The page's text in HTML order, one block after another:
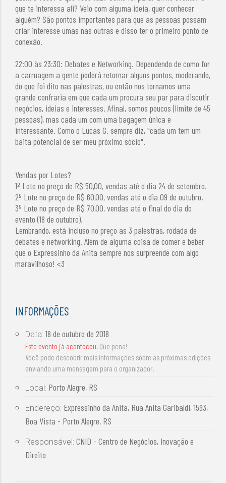
que te interessa ali? Veio com alguma ideia, quer conhecer
alguém? São pontos importantes para que as pessoas possam
criar interesse umas nas outras e disso ter o primeiro ponto de
conexão.
22:00 às 23:30: Debates e Networking. Dependendo de como for
a carruagem a gente poderá retornar alguns pontos, moderando,
do que foi dito nas palestras, ou então nos tornamos uma
grande confraria em que cada um procura seu par para discutir
negócios, ideias e interesses. Afinal, somos poucos (limite de 45
pessoas), mas cada um com uma bagagem única e
interessante. Como o Lucas G. sempre diz, "cada um tem um
baita potencial de ser meu próximo sócio".
Vendas por Lotes?
1º Lote no preço de R$ 50,00, vendas até o dia 24 de setembro.
2º Lote no preço de R$ 60,00, vendas até o dia 09 de outubro.
3º Lote no preço de R$ 70,00, vendas até o final do dia do
evento (18 de outubro).
Lembrando, está incluso no preço as 3 palestras, rodada de
debates e networking. Além de alguma coisa de comer e beber
que o Expressinho da Anita sempre nos surpreende com algo
maravilhoso! <3
INFORMAÇÕES
Data:18 de outubro de 2018
Este evento já aconteceu. Que pena!
Você pode descobrir mais informações sobre as próximas edições
enviando uma mensagem para o organizador.
Local: Porto Alegre, RS
Endereço: Expressinho da Anita, Rua Anita Garibaldi, 1593,
Boa Vista - Porto Alegre, RS
Responsável:CNID - Centro de Negócios, Inovação e
Direito